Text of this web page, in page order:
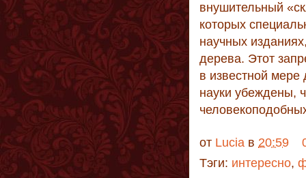
внушительный
которых
научных
дерева. Этот
в известной мере
науки убеждены,
от Lucia в 20:59
Тэги: интересно,